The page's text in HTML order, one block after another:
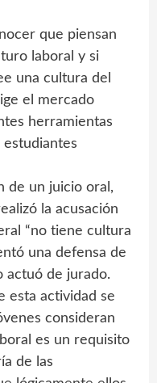
que piensan
laboral y si
una cultura del
el mercado
herramientas
estudiantes
de un juicio oral,
la acusación
“no tiene cultura
una defensa de
actuó de jurado.
esta actividad se
consideran
es un requisito
de las